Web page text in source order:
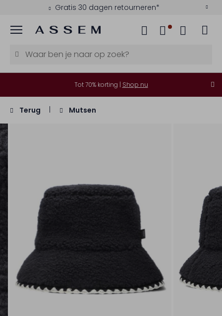
Gratis 30 dagen retourneren*
Menu
Tot 70% korting | Shop nu
Terug Mutsen